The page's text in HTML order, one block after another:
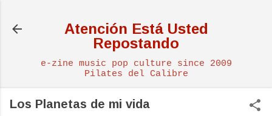
Atención Está Usted
Repostando
e-zine music pop culture since 2009
Pilates del Calibre
Los Planetas de mi vida